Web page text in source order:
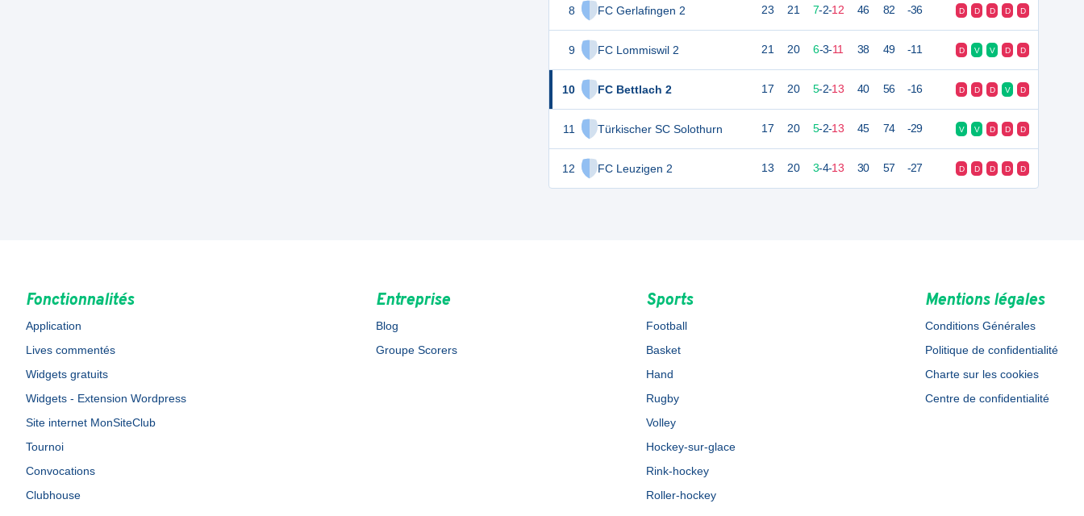
8 FC Gerlafingen 2
9 FC Lommiswil 2
10 FC Bettlach 2
11 Türkischer SC Solothurn
12 FC Leuzigen 2
23 21 7-2-12 46 82 -36 D D D D D
21 20 6-3-11 38 49 -11 D V V D D
17 20 5-2-13 40 56 -16 D D D V D
17 20 5-2-13 45 74 -29 V V D D D
13 20 3-4-13 30 57 -27 D D D D D
Fonctionnalités
Application
Lives commentés
Widgets gratuits
Widgets - Extension Wordpress
Site internet MonSiteClub
Tournoi
Convocations
Clubhouse
Entreprise
Blog
Groupe Scorers
Sports
Football
Basket
Hand
Rugby
Volley
Hockey-sur-glace
Rink-hockey
Roller-hockey
Mentions légales
Conditions Générales
Politique de confidentialité
Charte sur les cookies
Centre de confidentialité